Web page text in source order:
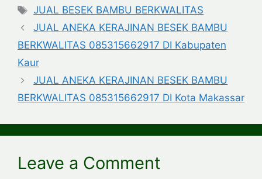
Tags
JUAL BESEK BAMBU BERKWALITAS
JUAL ANEKA KERAJINAN BESEK BAMBU
BERKWALITAS 085315662917 DI Kabupaten
Kaur
JUAL ANEKA KERAJINAN BESEK BAMBU
BERKWALITAS 085315662917 DI Kota Makassar
Leave a Comment